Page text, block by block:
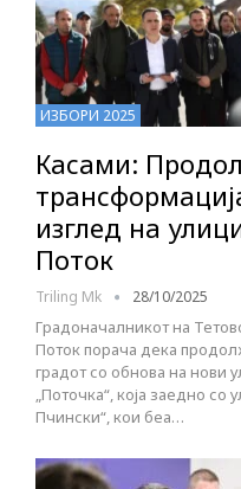
ИЗБОРИ 2025
Касами:
изглед на
Поток
Triling Mk 28/10/2025
Градоначалникот на
Поток порача дека
градот со обнова на нови
„Поточка“, која заедно со
Пчински“, кои беа…